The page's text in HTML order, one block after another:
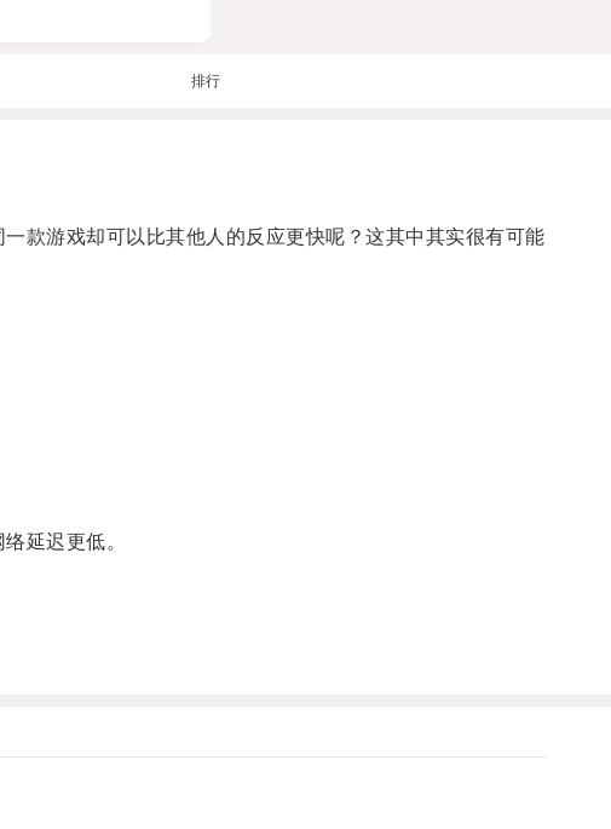
排行
游戏却可以比其他人的反应更快呢？这其中其实很有可能
延迟更低。